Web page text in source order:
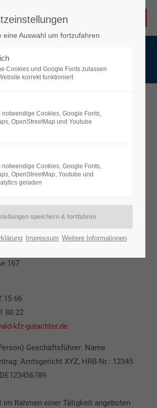
08.00 - 16.00
5 TMG
167
15 66
80 22
kfz-gutachter.de
Geschäftsführer: Name
Amtsgericht XYZ, HRB-Nr.: 12345
im Rahmen einer Tätigkeit angeboten
eine Auswahl um fortzufahren
Cookies und Google Fonts zulassen
korrekt funktioniert
notwendige Cookies, Google Fonts,
OpenStreetMap und Youtube
notwendige Cookies, Google Fonts,
OpenStreetMap, Youtube und
geladen
Impressum Weitere Informationen